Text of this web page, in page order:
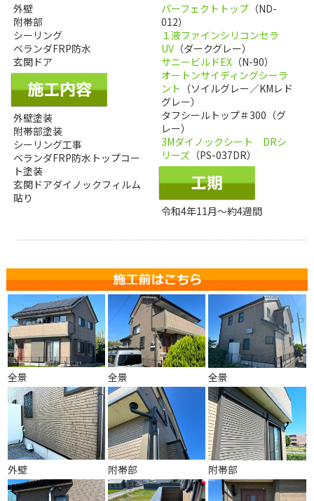
外壁
附帯部
シーリング
ベランダFRP防水
玄関ドア
外壁塗装
附帯部塗装
シーリング工事
ベランダFRP防水トップコー
ト塗装
玄関ドアダイノックフィルム
貼り
パーフェクトトップ（ND-
012）
１液ファインシリコンセラ
UV（ダークグレー）
サニービルドEX（N-90）
オートンサイディングシーラ
ント （ソイルグレー／KMレド
グレー）
タフシールトップ＃300（グ
レー）
3Mダイノックシート DRシ
リーズ（PS-037DR）
令和4年11月～約4週間
全景 全景 全景
外壁 附帯部 附帯部